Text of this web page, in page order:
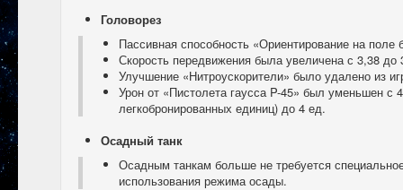
Головорез
Пассивная способность «Ориентирование на
Скорость передвижения была увеличена с 3,38 до
Улучшение «Нитроускорители» было удалено из
Урон от «Пистолета гаусса P-45» был уменьшен с
легкобронированных единиц) до 4 ед.
Осадный танк
Осадным танкам больше не требуется
использования режима осады.